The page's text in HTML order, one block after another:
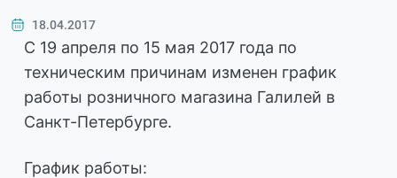
18.04.2017
С 19 апреля по 15 мая 2017 года по
техническим причинам изменен график
работы розничного магазина Галилей в
Санкт-Петербурге.
График работы: